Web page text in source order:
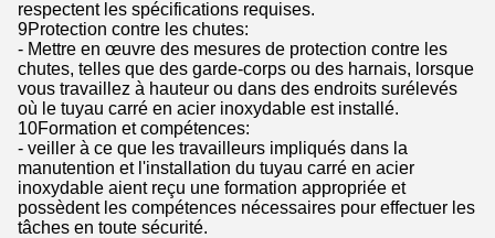
respectent les spécifications requises.
9Protection contre les chutes:
- Mettre en œuvre des mesures de protection contre les
chutes, telles que des garde-corps ou des harnais, lorsque
vous travaillez à hauteur ou dans des endroits surélevés
où le tuyau carré en acier inoxydable est installé.
10Formation et compétences:
- veiller à ce que les travailleurs impliqués dans la
manutention et l'installation du tuyau carré en acier
inoxydable aient reçu une formation appropriée et
possèdent les compétences nécessaires pour effectuer les
tâches en toute sécurité.